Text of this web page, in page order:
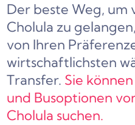
Der beste Weg, um
Cholula zu
von Ihren
wirtschaftlichsten
Transfer. Sie
und Busoptionen
Cholula suchen.